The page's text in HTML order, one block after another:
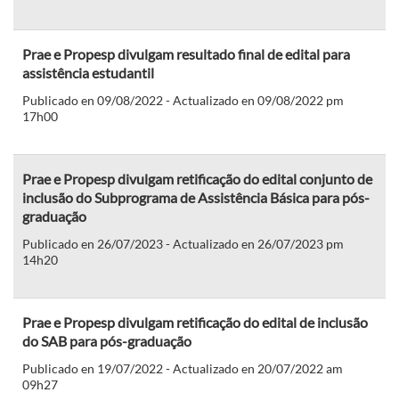
Prae e Propesp divulgam resultado final de edital para
assistência estudantil
Publicado en 09/08/2022 - Actualizado en 09/08/2022 pm
17h00
Prae e Propesp divulgam retificação do edital conjunto de
inclusão do Subprograma de Assistência Básica para pós-
graduação
Publicado en 26/07/2023 - Actualizado en 26/07/2023 pm
14h20
Prae e Propesp divulgam retificação do edital de inclusão
do SAB para pós-graduação
Publicado en 19/07/2022 - Actualizado en 20/07/2022 am
09h27